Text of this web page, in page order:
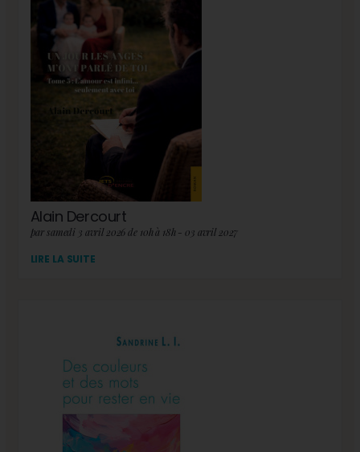
Alain Dercourt
par samedi 3 avril 2026 de 10h à 18h - 03 avril 2027
LIRE LA SUITE